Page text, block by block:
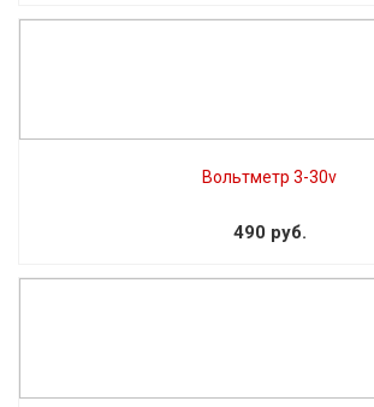
Вольтметр 3-30v
490 руб.